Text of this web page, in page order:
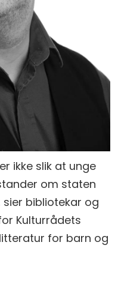
ikke slik at unge
om staten
bibliotekar og
Kulturrådets
for barn og